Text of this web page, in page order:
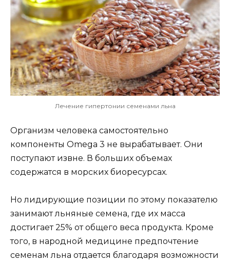
Лечение гипертонии семенами льна
Организм человека самостоятельно
компоненты Omega 3 не вырабатывает. Они
поступают извне. В больших объемах
содержатся в морских биоресурсах.
Но лидирующие позиции по этому показателю
занимают льняные семена, где их масса
достигает 25% от общего веса продукта. Кроме
того, в народной медицине предпочтение
семенам льна отдается благодаря возможности